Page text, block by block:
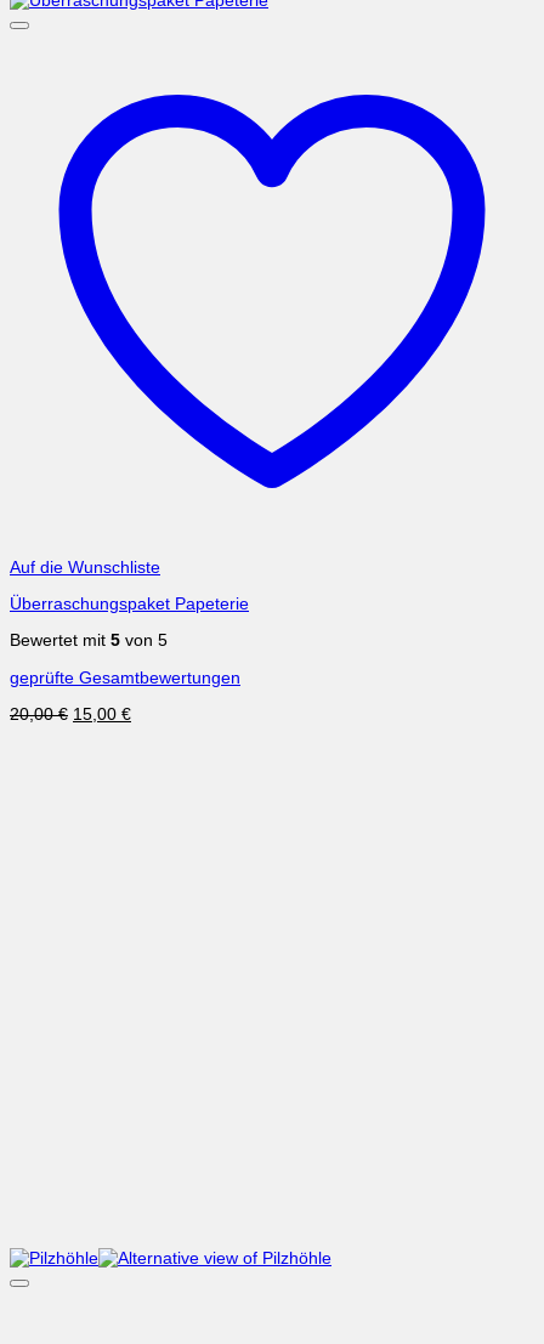
Auf die Wunschliste
Überraschungspaket Papeterie
Bewertet mit 5 von 5
geprüfte Gesamtbewertungen
20,00€ Ursprünglicher
15,00 €Aktueller